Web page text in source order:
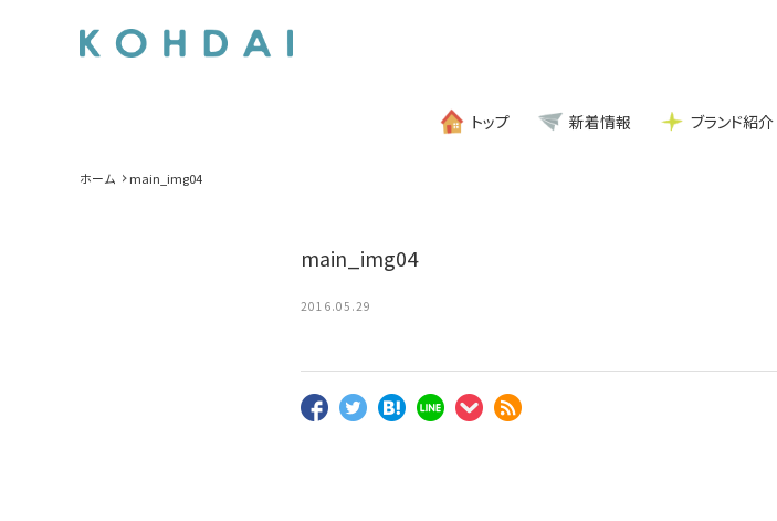
トップ 新着情報 ブランド紹介
ホーム main_img04
main_img04
2016.05.29